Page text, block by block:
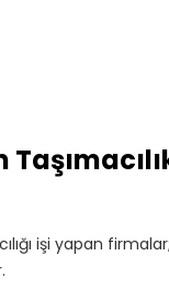
işi yapan